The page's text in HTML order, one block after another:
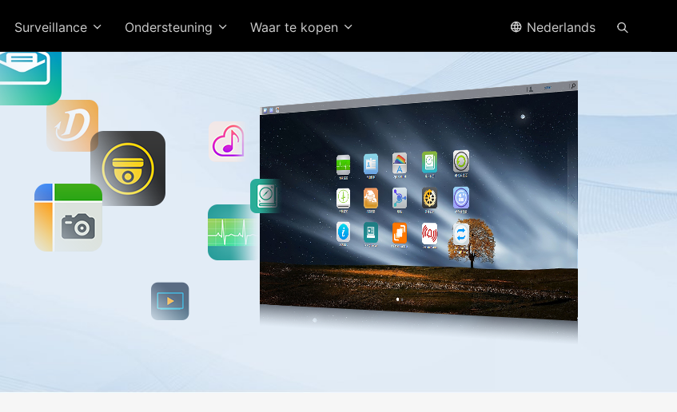
Surveillance Ondersteuning Waar te kopen Nederlands